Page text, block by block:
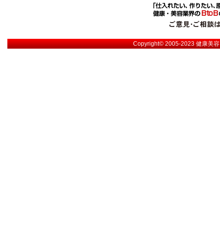
Copyright© 2005-2023健康美